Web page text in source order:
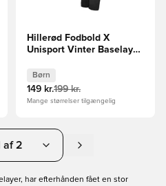
Hillerød Fodbold X
Unisport Vinter Baselayer
Børn
149 kr.199 kr.
Mange størrelser tilgængelig
af 2
har efterhånden fået en stor